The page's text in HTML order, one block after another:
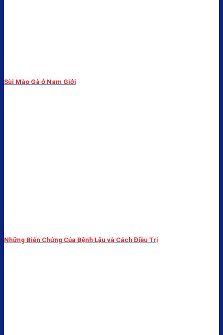
Sùi Mào Gà ở Nam Giới
Những Biến Chứng Của Bệnh Lậu và Cách Điều Trị